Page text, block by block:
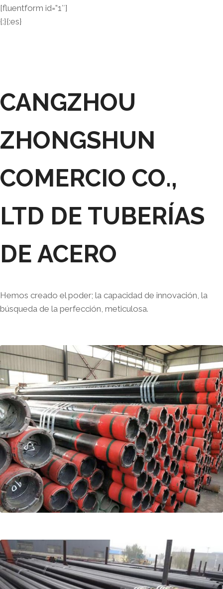
[fluentform id=”1″]
{:}{:es}
CANGZHOU
ZHONGSHUN
COMERCIO CO.,
LTD DE TUBERÍAS
DE ACERO
Hemos creado el poder; la capacidad de innovación, la
búsqueda de la perfección, meticulosa.